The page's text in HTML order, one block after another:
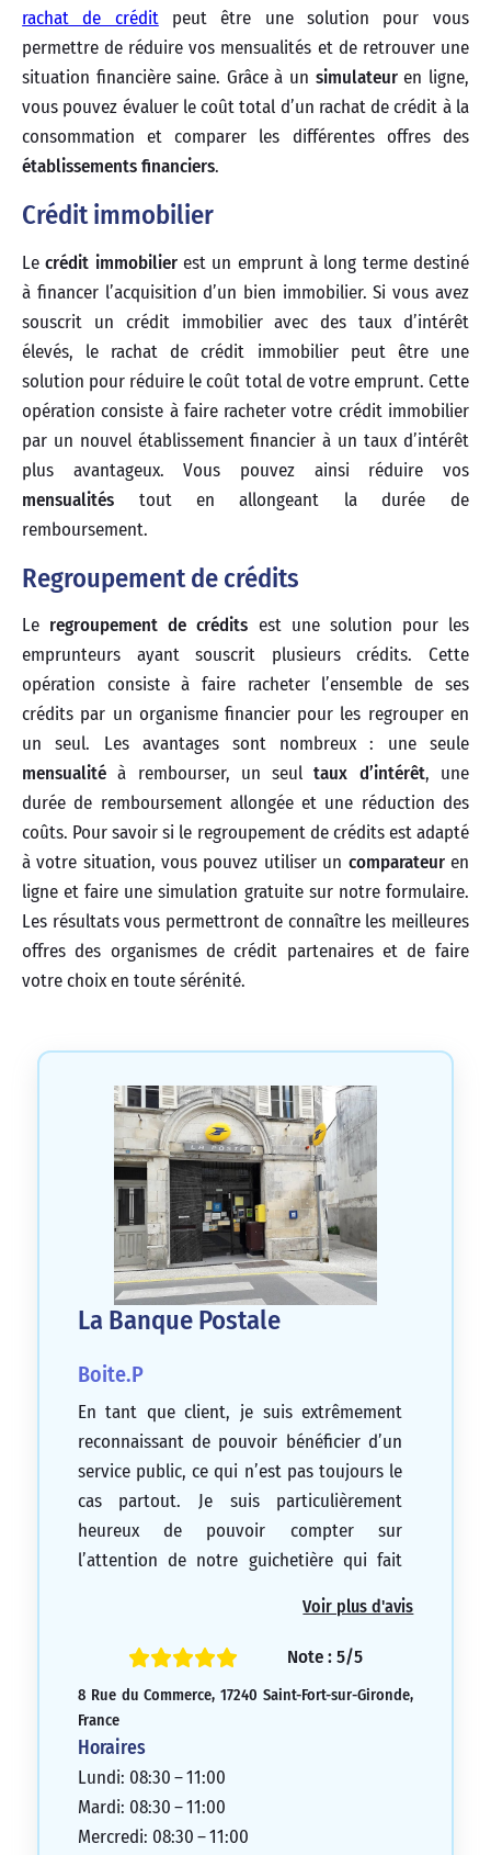
rachat de créditpeut être une solution pour vous
permettre de réduire vos mensualités et de retrouver une
situation financière saine. Grâce à un simulateuren ligne,
vous pouvez évaluer le coût total d’un rachat de crédit à la
consommation et comparer les différentes offres des
établissements financiers.
Crédit immobilier
Lecrédit immobilierest un emprunt à long terme destiné
à financer l’acquisition d’un bien immobilier. Si vous avez
souscrit un crédit immobilier avec des taux d’intérêt
élevés, le rachat de crédit immobilier peut être une
solution pour réduire le coût total de votre emprunt. Cette
opération consiste à faire racheter votre crédit immobilier
par un nouvel établissement financier à un taux d’intérêt
plus avantageux. Vous pouvez ainsi réduire vos
mensualités tout en allongeant la durée de
remboursement.
Regroupement de crédits
Le regroupement de crédits est une solution pour les
emprunteurs ayant souscrit plusieurs crédits. Cette
opération consiste à faire racheter l’ensemble de ses
crédits par un organisme financier pour les regrouper en
un seul. Les avantages sont nombreux : une seule
mensualité à rembourser, un seultaux d’intérêt, une
durée de remboursement allongée et une réduction des
coûts. Pour savoir si le regroupement de crédits est adapté
à votre situation, vous pouvez utiliser un comparateuren
ligne et faire une simulation gratuite sur notre formulaire.
Les résultats vous permettront de connaître les meilleures
offres des organismes de crédit partenaires et de faire
votre choix en toute sérénité.
La Banque Postale
Boite.P
En tant que client, je suis extrêmement
reconnaissant de pouvoir bénéficier d’un
service public, ce qui n’est pas toujours le
cas partout. Je suis particulièrement
heureux de pouvoir compter sur
l’attention de notre guichetière qui fait
met ses compétences au service des
clients. Je trouve cela inestimable. J’espère
de l’agence et de notre guichetière pour
longtemps, car cela est grandement
bénéfique pour nous tous.
Voir plus d'avis
Note : 5/5
8 Rue du Commerce, 17240 Saint-Fort-sur-Gironde,
France
Horaires
Lundi: 08:30 – 11:00
Mardi: 08:30 – 11:00
Mercredi: 08:30 – 11:00